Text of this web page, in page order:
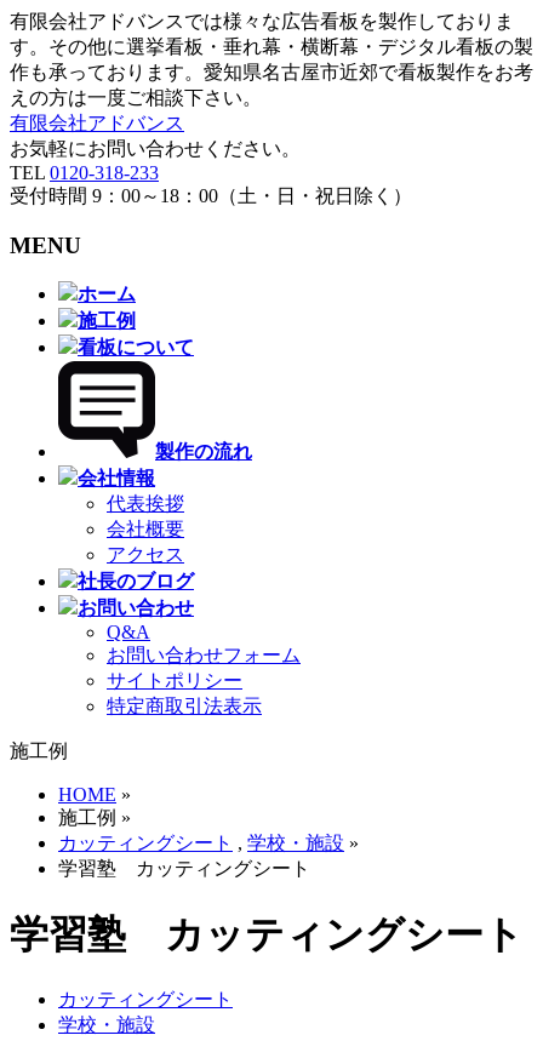
有限会社アドバンスでは様々な広告看板を製作しておりま
す。その他に選挙看板・垂れ幕・横断幕・デジタル看板の製
作も承っております。愛知県名古屋市近郊で看板製作をお考
えの方は一度ご相談下さい。
有限会社アドバンス
お気軽にお問い合わせください。
TEL 0120-318-233
受付時間 9：00～18：00（土・日・祝日除く）
MENU
ホーム
施工例
看板について
製作の流れ
会社情報
代表挨拶
会社概要
アクセス
社長のブログ
お問い合わせ
Q&A
お問い合わせフォーム
サイトポリシー
特定商取引法表示
施工例
HOME »
施工例 »
カッティングシート , 学校・施設 »
学習塾 カッティングシート
学習塾 カッティングシート
カッティングシート
学校・施設